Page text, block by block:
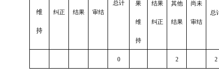
维
持
纠正 结果 审结
总计 果
维
持
结果
纠正
其他
结果
尚未
审结
总
0 2 2